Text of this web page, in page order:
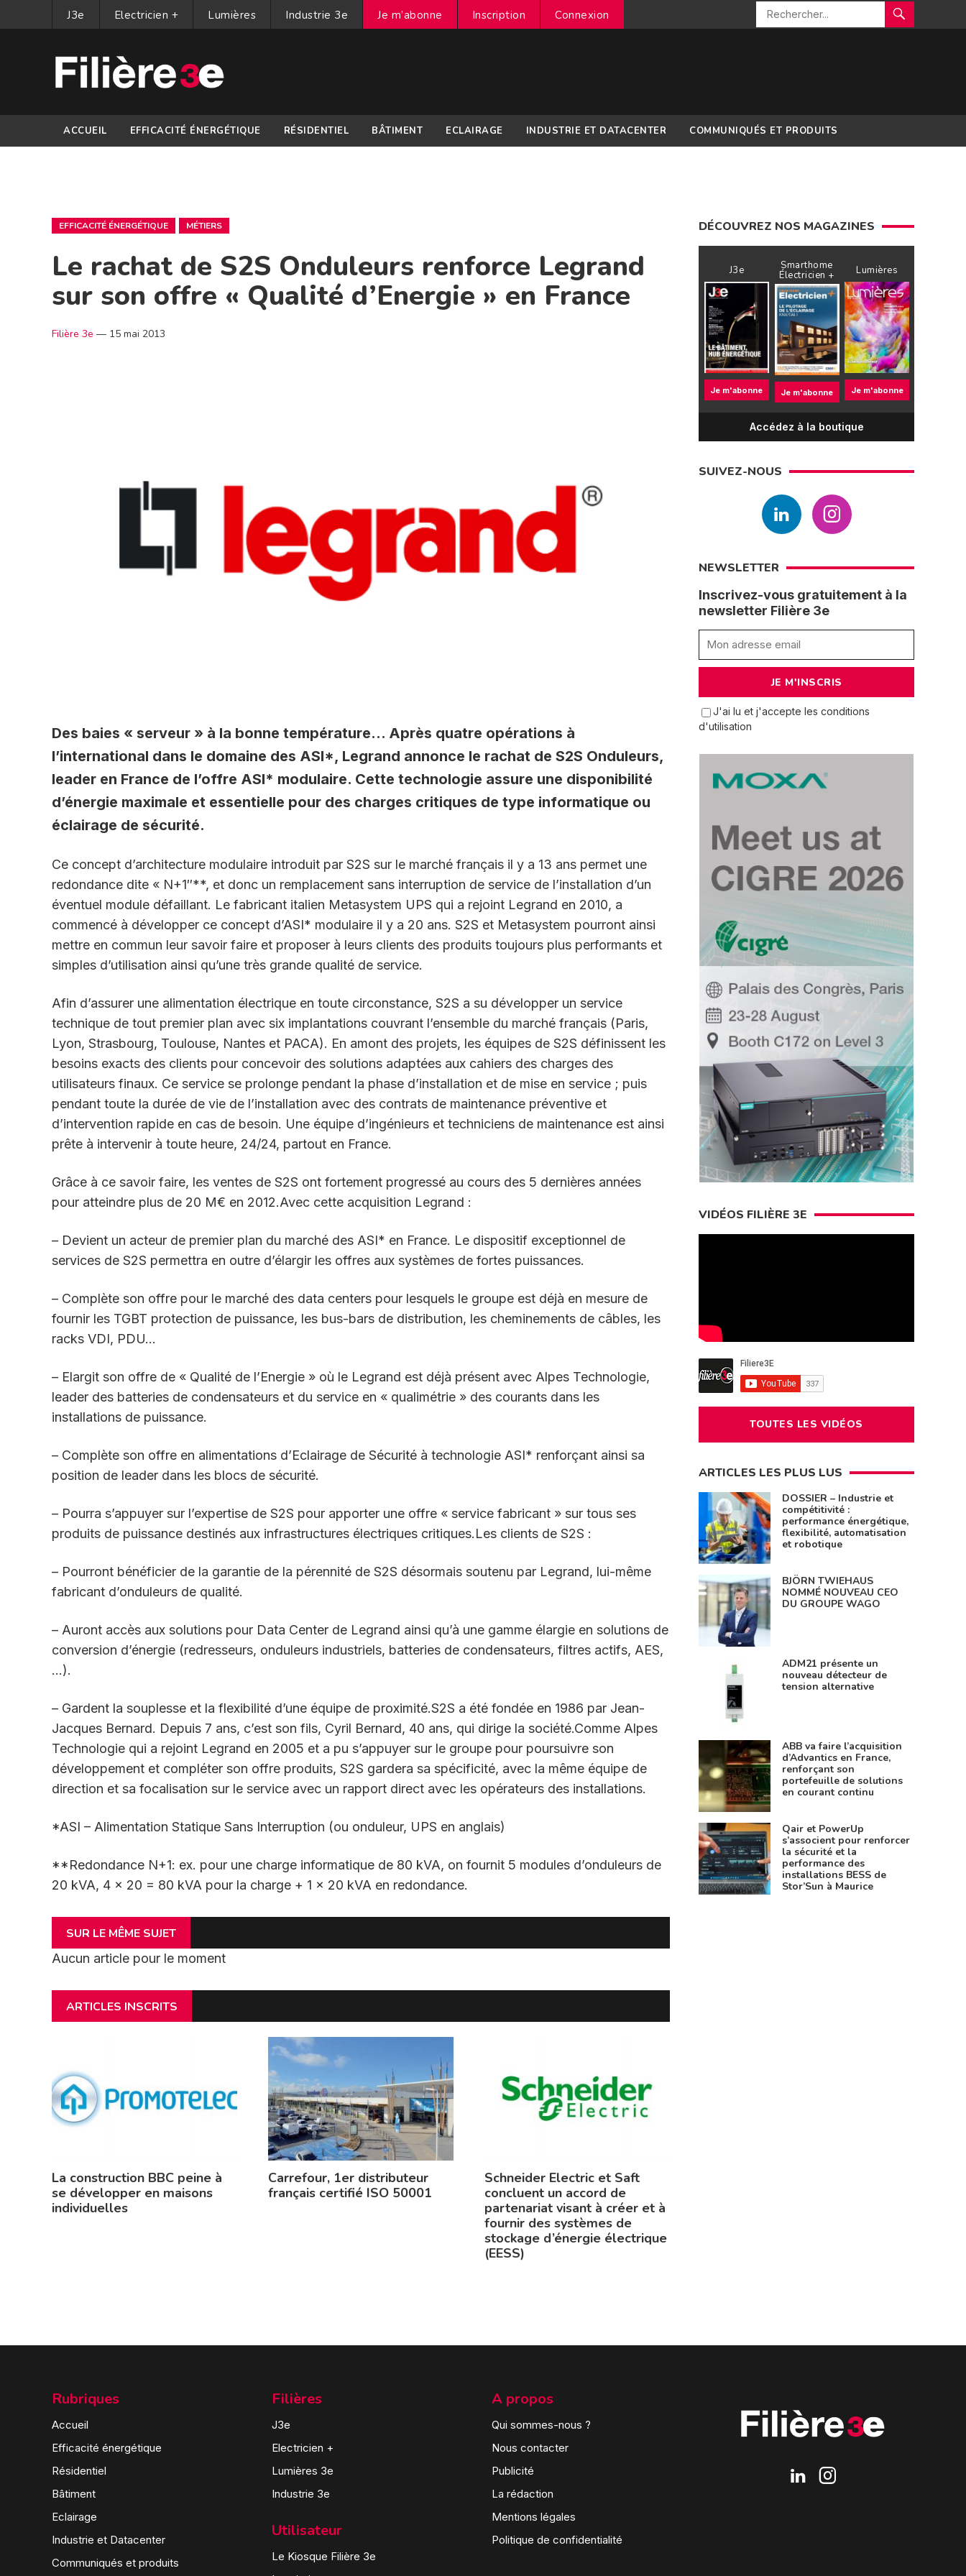
J3e Electricien + Lumières Industrie 3e Je m’abonne Inscription Connexion
ACCUEIL EFFICACITÉ ÉNERGÉTIQUE RÉSIDENTIEL BÂTIMENT ECLAIRAGE INDUSTRIE ET DATACENTER COMMUNIQUÉS ET PRODUITS
EFFICACITÉ ÉNERGÉTIQUE MÉTIERS
Le rachat de S2S Onduleurs renforce Legrand
sur son offre « Qualité d’Energie » en France
Filière 3e — 15 mai 2013
Des baies « serveur » à la bonne température… Après quatre opérations à
l’international dans le domaine des ASI*, Legrand annonce le rachat de S2S Onduleurs,
leader en France de l’offre ASI* modulaire. Cette technologie assure une disponibilité
d’énergie maximale et essentielle pour des charges critiques de type informatique ou
éclairage de sécurité.
Ce concept d’architecture modulaire introduit par S2S sur le marché français il y a 13 ans permet une
redondance dite « N+1″**, et donc un remplacement sans interruption de service de l’installation d’un
éventuel module défaillant. Le fabricant italien Metasystem UPS qui a rejoint Legrand en 2010, a
commencé à développer ce concept d’ASI* modulaire il y a 20 ans. S2S et Metasystem pourront ainsi
mettre en commun leur savoir faire et proposer à leurs clients des produits toujours plus performants et
simples d’utilisation ainsi qu’une très grande qualité de service.
Afin d’assurer une alimentation électrique en toute circonstance, S2S a su développer un service
technique de tout premier plan avec six implantations couvrant l’ensemble du marché français (Paris,
Lyon, Strasbourg, Toulouse, Nantes et PACA). En amont des projets, les équipes de S2S définissent les
besoins exacts des clients pour concevoir des solutions adaptées aux cahiers des charges des
utilisateurs finaux. Ce service se prolonge pendant la phase d’installation et de mise en service ; puis
pendant toute la durée de vie de l’installation avec des contrats de maintenance préventive et
d’intervention rapide en cas de besoin. Une équipe d’ingénieurs et techniciens de maintenance est ainsi
prête à intervenir à toute heure, 24/24, partout en France.
Grâce à ce savoir faire, les ventes de S2S ont fortement progressé au cours des 5 dernières années
pour atteindre plus de 20 M€ en 2012.Avec cette acquisition Legrand :
– Devient un acteur de premier plan du marché des ASI* en France. Le dispositif exceptionnel de
services de S2S permettra en outre d’élargir les offres aux systèmes de fortes puissances.
– Complète son offre pour le marché des data centers pour lesquels le groupe est déjà en mesure de
fournir les TGBT protection de puissance, les bus-bars de distribution, les cheminements de câbles, les
racks VDI, PDU…
– Elargit son offre de « Qualité de l’Energie » où le Legrand est déjà présent avec Alpes Technologie,
leader des batteries de condensateurs et du service en « qualimétrie » des courants dans les
installations de puissance.
– Complète son offre en alimentations d’Eclairage de Sécurité à technologie ASI* renforçant ainsi sa
position de leader dans les blocs de sécurité.
– Pourra s’appuyer sur l’expertise de S2S pour apporter une offre « service fabricant » sur tous ses
produits de puissance destinés aux infrastructures électriques critiques.Les clients de S2S :
– Pourront bénéficier de la garantie de la pérennité de S2S désormais soutenu par Legrand, lui-même
fabricant d’onduleurs de qualité.
– Auront accès aux solutions pour Data Center de Legrand ainsi qu’à une gamme élargie en solutions de
conversion d’énergie (redresseurs, onduleurs industriels, batteries de condensateurs, filtres actifs, AES,
…).
– Gardent la souplesse et la flexibilité d’une équipe de proximité.S2S a été fondée en 1986 par Jean-
Jacques Bernard. Depuis 7 ans, c’est son fils, Cyril Bernard, 40 ans, qui dirige la société.Comme Alpes
Technologie qui a rejoint Legrand en 2005 et a pu s’appuyer sur le groupe pour poursuivre son
développement et compléter son offre produits, S2S gardera sa spécificité, avec la même équipe de
direction et sa focalisation sur le service avec un rapport direct avec les opérateurs des installations.
*ASI – Alimentation Statique Sans Interruption (ou onduleur, UPS en anglais)
**Redondance N+1: ex. pour une charge informatique de 80 kVA, on fournit 5 modules d’onduleurs de
20 kVA, 4 x 20 = 80 kVA pour la charge + 1 x 20 kVA en redondance.
SUR LE MÊME SUJET
Aucun article pour le moment
ARTICLES INSCRITS
La construction BBC peine à
se développer en maisons
individuelles
Carrefour, 1er distributeur
français certifié ISO 50001
Schneider Electric et Saft
concluent un accord de
partenariat visant à créer et à
fournir des systèmes de
stockage d’énergie électrique
(EESS)
DÉCOUVREZ NOS MAGAZINES
J3e
Je m'abonne
Smarthome
Électricien +
Je m'abonne
Lumières
Je m'abonne
Accédez à la boutique
SUIVEZ-NOUS
NEWSLETTER
Inscrivez-vous gratuitement à la
newsletter Filière 3e
J'ai lu et j'accepte les conditions
d'utilisation
VIDÉOS FILIÈRE 3E
TOUTES LES VIDÉOS
ARTICLES LES PLUS LUS
DOSSIER – Industrie et
compétitivité :
performance énergétique,
flexibilité, automatisation
et robotique
BJÖRN TWIEHAUS
NOMMÉ NOUVEAU CEO
DU GROUPE WAGO
ADM21 présente un
nouveau détecteur de
tension alternative
ABB va faire l’acquisition
d’Advantics en France,
renforçant son
portefeuille de solutions
en courant continu
Qair et PowerUp
s’associent pour renforcer
la sécurité et la
performance des
installations BESS de
Stor’Sun à Maurice
Rubriques
Accueil
Efficacité énergétique
Résidentiel
Bâtiment
Eclairage
Industrie et Datacenter
Communiqués et produits
Filières
J3e
Electricien +
Lumières 3e
Industrie 3e
Utilisateur
Le Kiosque Filière 3e
A propos
Qui sommes-nous ?
Nous contacter
Publicité
La rédaction
Mentions légales
Politique de confidentialité